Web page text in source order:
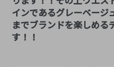
インであるグレーベージ
までブランドを楽しめる
す！！